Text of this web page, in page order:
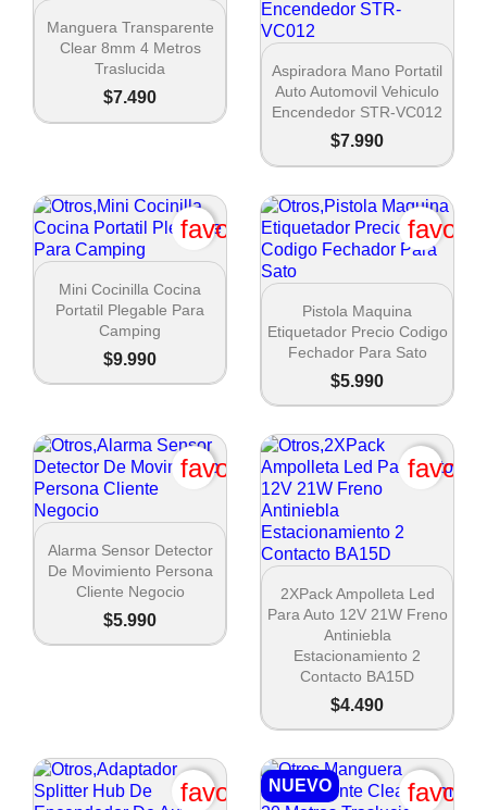
 Vista rápida
Manguera Transparente
Clear 8mm 4 Metros
Traslucida
$7.490
 Vista rápida
Aspiradora Mano Portatil
Auto Automovil Vehiculo
Encendedor STR-VC012
$7.990
 Vista rápida
Mini Cocinilla Cocina
Portatil Plegable Para
Camping
$9.990
favorite_border
 Vista rápida
Pistola Maquina
Etiquetador Precio Codigo
Fechador Para Sato
$5.990
 Vista rápida
Alarma Sensor Detector
De Movimiento Persona
Cliente Negocio
$5.990
favorite_border
 Vista rápida
2XPack Ampolleta Led
Para Auto 12V 21W Freno
Antiniebla
Estacionamiento 2
Contacto BA15D
$4.490
favorite_border
NUEVO
Crear lista de deseos
Crear lista de deseos